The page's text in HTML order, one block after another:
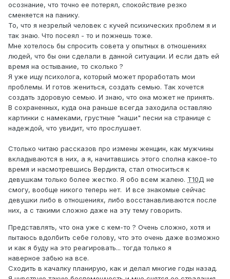
осознание, что точно ее потерял, спокойствие резко
сменяется на панику.
То, что я незрелый человек с кучей психических проблем я и
так знаю. Что посеял - то и пожнешь тоже.
Мне хотелось бы спросить совета у опытных в отношениях
людей, что бы они сделали в данной ситуации. И если дать ей
время на остывание, то сколько ?
Я уже ищу психолога, который может проработать мои
проблемы. И готов жениться, создать семью. Так хочется
создать здоровую семью. И знаю, что она может не принять.
В сохраненных, куда она раньше всегда заходила оставляю
картинки с намеками, грустные "наши" песни на странице с
надеждой, что увидит, что прослушает.
Столько читаю рассказов про измены женщин, как мужчины
вкладываются в них, а я, начитавшись этого сполна какое-то
время и насмотревшись Вердикта, стал относиться к
девушкам только более жестко. Я обо всем жалею. Т10Д не
смогу, вообще никого теперь нет. И все знакомые сейчас
девушки либо в отношениях, либо восстанавливаются после
них, а с такими сложно даже на эту тему говорить.
Представлять, что она уже с кем-то ? Очень сложно, хотя и
пытаюсь вдолбить себе голову, что это очень даже возможно
и как я буду на это реагировать... тогда только я
наверное забью на все.
Сходить в качалку планирую, как и делал многие годы назад.